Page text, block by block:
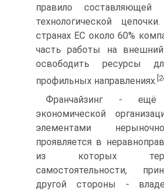
правило составляющей
технологической
странах ЕС около 60%
часть работы на
освободить ресурсы
профильных направлениях.
Франчайзинг -
экономической
элементами
проявляется в
из которых
самостоятельности,
другой стороны -